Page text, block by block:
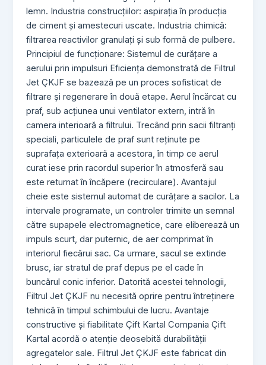
lemn. Industria construcțiilor: aspirația în producția
de ciment și amestecuri uscate. Industria chimică:
filtrarea reactivilor granulați și sub formă de pulbere.
Principiul de funcționare: Sistemul de curățare a
aerului prin impulsuri Eficiența demonstrată de Filtrul
Jet ÇKJF se bazează pe un proces sofisticat de
filtrare și regenerare în două etape. Aerul încărcat cu
praf, sub acțiunea unui ventilator extern, intră în
camera interioară a filtrului. Trecând prin sacii filtranți
speciali, particulele de praf sunt reținute pe
suprafața exterioară a acestora, în timp ce aerul
curat iese prin racordul superior în atmosferă sau
este returnat în încăpere (recirculare). Avantajul
cheie este sistemul automat de curățare a sacilor. La
intervale programate, un controler trimite un semnal
către supapele electromagnetice, care eliberează un
impuls scurt, dar puternic, de aer comprimat în
interiorul fiecărui sac. Ca urmare, sacul se extinde
brusc, iar stratul de praf depus pe el cade în
buncărul conic inferior. Datorită acestei tehnologii,
Filtrul Jet ÇKJF nu necesită oprire pentru întreținere
tehnică în timpul schimbului de lucru. Avantaje
constructive și fiabilitate Çift Kartal Compania Çift
Kartal acordă o atenție deosebită durabilității
agregatelor sale. Filtrul Jet ÇKJF este fabricat din